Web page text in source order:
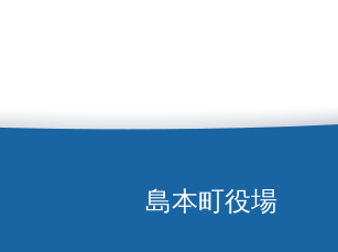
島本町役場